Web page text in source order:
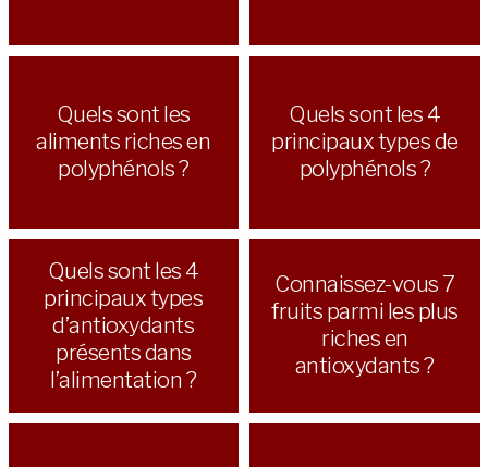
Quels sont les
aliments riches en
polyphénols ?
Quels sont les 4
principaux types de
polyphénols ?
Quels sont les 4
principaux types
d’antioxydants
présents dans
l’alimentation ?
Connaissez-vous 7
fruits parmi les plus
riches en
antioxydants ?